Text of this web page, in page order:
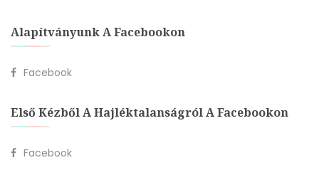
Alapítványunk A Facebookon
Facebook
Első Kézből A Hajléktalanságról A Facebookon
Facebook